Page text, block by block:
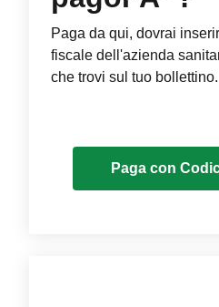
Paga da qui, dovrai
fiscale dell'azienda
che trovi sul tuo bollettino.
Paga con